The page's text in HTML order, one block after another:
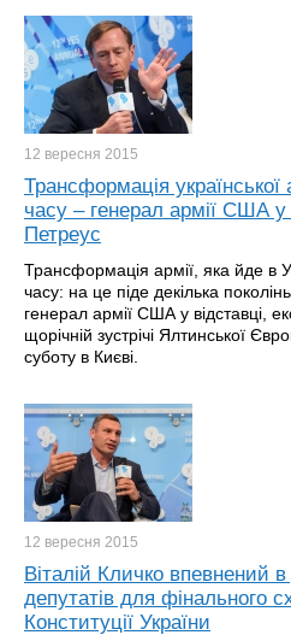
12 вересня 2015
Трансформація української
часу – генерал армії США у
Петреус
Трансформація армії, яка йде в
часу: на це піде декілька
генерал армії США у відставці,
щорічній зустрічі Ялтинської
суботу в Києві.
12 вересня 2015
Віталій Кличко впевнений в
депутатів для фінального
Конституції України